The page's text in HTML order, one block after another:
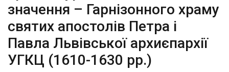
значення – Гарнізонного храму
святих апостолів Петра і
Павла Львівської архиєпархії
УГКЦ (1610-1630 рр.)